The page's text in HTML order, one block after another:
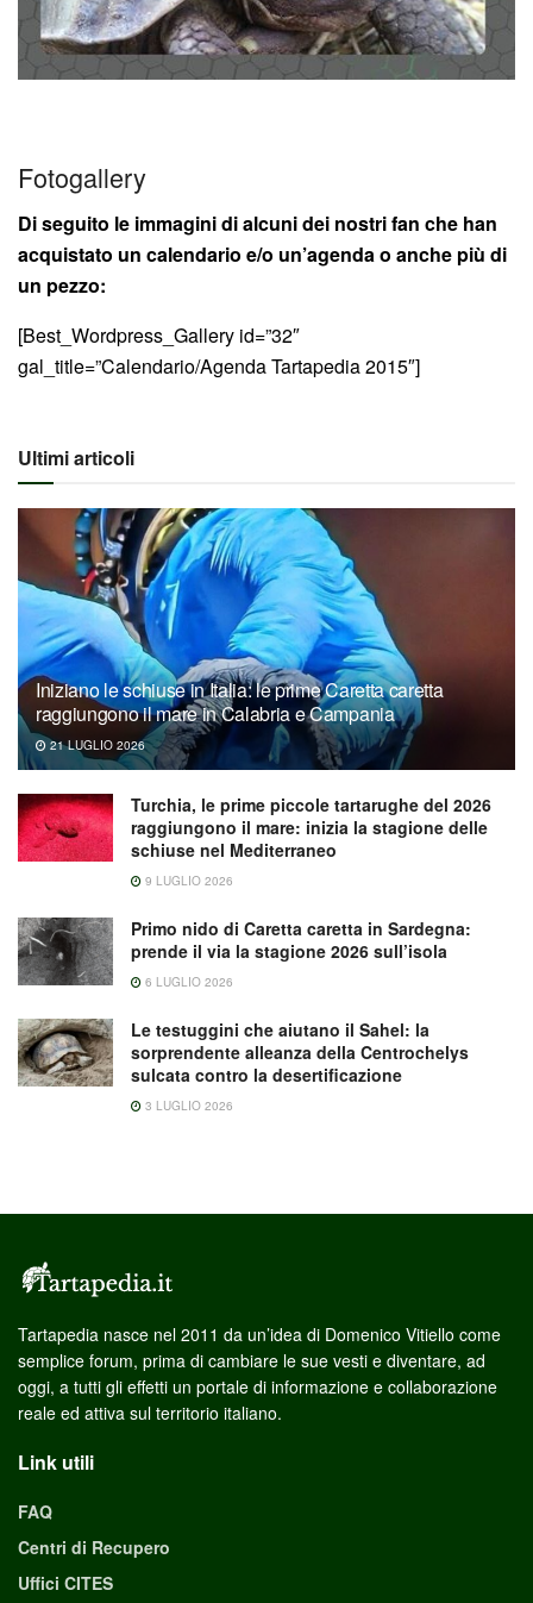
Fotogallery
Di seguito le immagini di alcuni dei nostri fan che han
acquistato un calendario e/o un’agenda o anche più di
un pezzo:
[Best_Wordpress_Gallery id=”32″
gal_title=”Calendario/Agenda Tartapedia 2015″]
Ultimi articoli
Iniziano le schiuse in Italia: le prime Caretta caretta
raggiungono il mare in Calabria e Campania
21 LUGLIO 2026
Turchia, le prime piccole tartarughe del 2026
raggiungono il mare: inizia la stagione delle
schiuse nel Mediterraneo
9 LUGLIO 2026
Primo nido di Caretta caretta in Sardegna:
prende il via la stagione 2026 sull’isola
6 LUGLIO 2026
Le testuggini che aiutano il Sahel: la
sorprendente alleanza della Centrochelys
sulcata contro la desertificazione
3 LUGLIO 2026
Tartapedia nasce nel 2011 da un’idea di Domenico Vitiello come
semplice forum, prima di cambiare le sue vesti e diventare, ad
oggi, a tutti gli effetti un portale di informazione e collaborazione
reale ed attiva sul territorio italiano.
Link utili
FAQ
Centri di Recupero
Uffici CITES